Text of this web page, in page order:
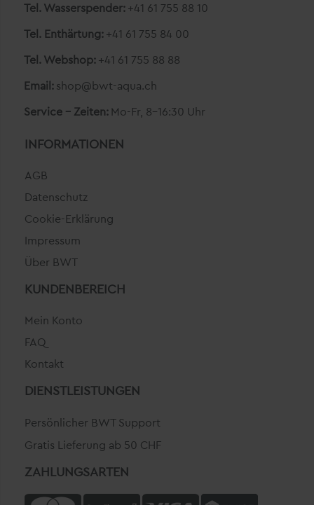
Tel. Wasserspender: +41 61 755 88 10
Tel. Enthärtung: +41 61 755 84 00
Tel. Webshop: +41 61 755 88 88
Email: shop@bwt-aqua.ch
Service - Zeiten: Mo-Fr, 8-16:30 Uhr
INFORMATIONEN
AGB
Datenschutz
Cookie-Erklärung
Impressum
Über BWT
KUNDENBEREICH
Mein Konto
FAQ
Kontakt
DIENSTLEISTUNGEN
Persönlicher BWT Support
Gratis Lieferung ab 50 CHF
ZAHLUNGSARTEN